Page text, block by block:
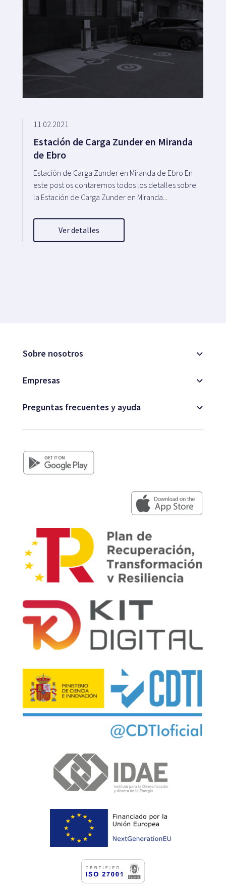
11.02.2021
Estación de Carga Zunder en Miranda
de Ebro
Estación de Carga Zunder en Miranda de Ebro En
este post os contaremos todos los detalles sobre
la Estación de Carga Zunder en Miranda...
Ver detalles
Sobre nosotros
Empresas
Preguntas frecuentes y ayuda